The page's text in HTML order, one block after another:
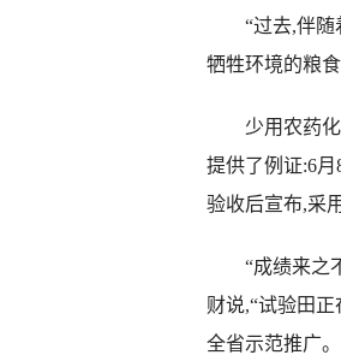
“过去,伴随着
牺牲环境的粮
少用农药化
提供了例证:6
验收后宣布,采
“成绩来之不
财说,“试验田
全省示范推广